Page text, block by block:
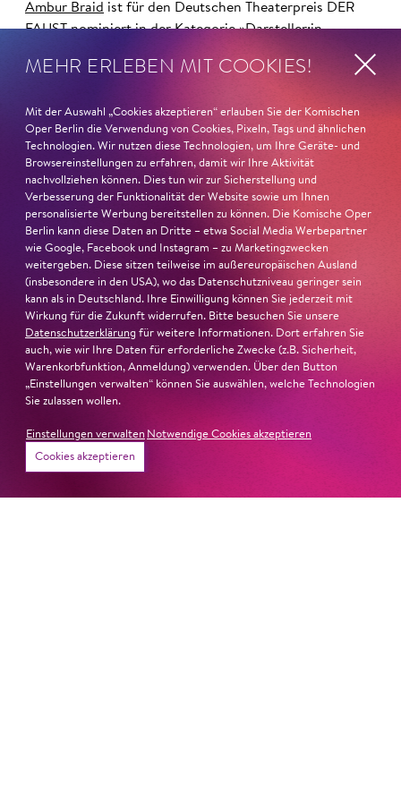
Ambur Braid ist für den Deutschen Theaterpreis DER
FAUST nominiert in der Kategorie »Darsteller:in
Katerina Lwowna Ismailowa in Barrie KoskysLady
Publikum in ihren Bann, fordere zum Miterleben und
Mitleiden heraus – niemand im Saal bliebe teilnahmslos
zurück, lobt die Jury Ambur Braids stimmliche Wucht
und ihre starke Bühnenpräsenz:
»In dem überwältigenden Farbenreichtum ihres Spiels
sind Auflehnung und Verletzlichkeit ebenso nachfühlbar
wie die verzweifelte Einsamkeit ihrer Figur.«Jury-
Begründung
MEHR ERLEBEN MIT COOKIES!
Mit der Auswahl „Cookies akzeptieren“ erlauben Sie der Komischen
Oper Berlin die Verwendung von Cookies, Pixeln, Tags und ähnlichen
Technologien. Wir nutzen diese Technologien, um Ihre Geräte- und
Browsereinstellungen zu erfahren, damit wir Ihre Aktivität
nachvollziehen können. Dies tun wir zur Sicherstellung und
Verbesserung der Funktionalität der Website sowie um Ihnen
personalisierte Werbung bereitstellen zu können. Die Komische Oper
Berlin kann diese Daten an Dritte – etwa Social Media Werbepartner
wie Google, Facebook und Instagram – zu Marketingzwecken
weitergeben. Diese sitzen teilweise im außereuropäischen Ausland
(insbesondere in den USA), wo das Datenschutzniveau geringer sein
kann als in Deutschland. Ihre Einwilligung können Sie jederzeit mit
Wirkung für die Zukunft widerrufen. Bitte besuchen Sie unsere
Datenschutzerklärung für weitere Informationen. Dort erfahren Sie
auch, wie wir Ihre Daten für erforderliche Zwecke (z.B. Sicherheit,
Warenkorbfunktion, Anmeldung) verwenden. Über den Button
„Einstellungen verwalten“ können Sie auswählen, welche Technologien
Sie zulassen wollen.
Einstellungen verwalten Notwendige Cookies akzeptieren
Cookies akzeptieren